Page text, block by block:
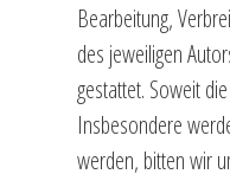
Bearbeitung,
des jeweiligen
gestattet. Soweit
Insbesondere
werden, bitten wir